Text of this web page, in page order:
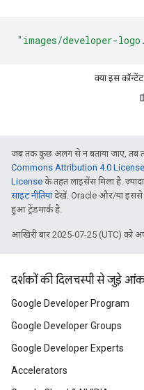
"images/developer-
क्या इस
जब तक कुछ अलग से न बताया जाए, तब
Commons Attribution 4.0 License
License के तहत लाइसेंस मिला है.
साइट नीतियांदेखें. Oracle और/या इससे
हुआ ट्रेडमार्क है.
आखिरी बार 2025-07-25 (UTC) को
दर्शकों की दिलचस्पी से जुड़े
Google Developer Program
Google Developer Groups
Google Developer Experts
Accelerators